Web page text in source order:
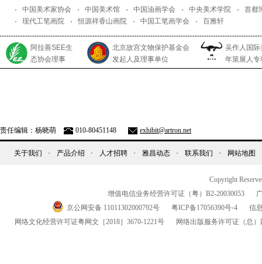
中国美术家协会 中国美术馆 中国油画学会 中央美术学院
首都
现代工笔画院
恒源祥香山画院 中国工笔画学会 百雅轩
阿拉善SEE生
态协会理事
北京故宫文物保护基金会
发起人及理事单位
吴作人国
年策展人专
责任编辑：杨晓萌 010-80451148 exhibit@artron.net
关于我们 产品介绍 人才招聘 雅昌动态 联系我们 网站地图
Copyright
增值电信业务经营许可证（粤） B2-20030053
京公网安备 11011302000792号
粤ICP备17056390号-4
信
网络文化经营许可证粤网文 ［2018］3670-1221号 网络出版服务许可证 （总